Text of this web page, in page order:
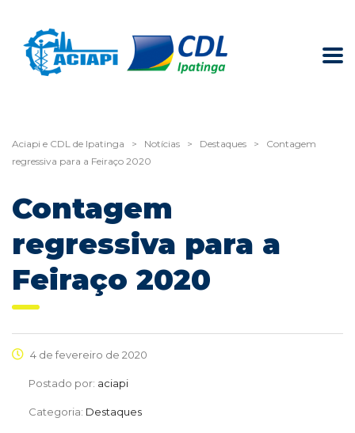
Aciapi e CDL de Ipatinga > Notícias > Destaques >
Contagem
regressiva para a Feiraço 2020
Contagem
regressiva para a
Feiraço 2020
4 de fevereiro de 2020
Postado por: aciapi
Categoria: Destaques